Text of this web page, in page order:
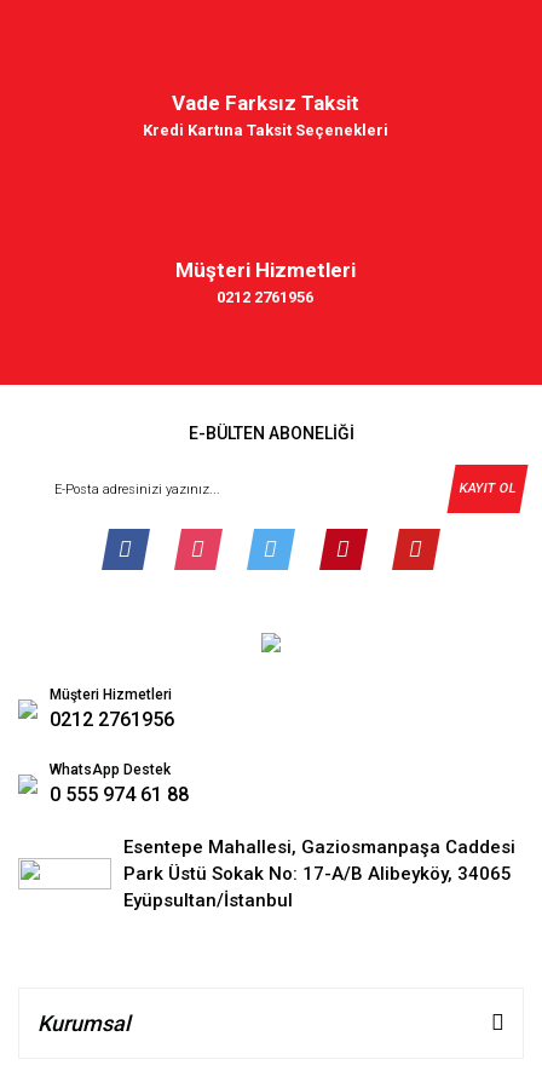
Vade Farksız Taksit
Kredi Kartına Taksit Seçenekleri
Müşteri Hizmetleri
0212 2761956
E-BÜLTEN ABONELİĞİ
KAYIT OL
Müşteri Hizmetleri
0212 2761956
WhatsApp Destek
0 555 974 61 88
Esentepe Mahallesi, Gaziosmanpaşa Caddesi
Park Üstü Sokak No: 17-A/B Alibeyköy, 34065
Eyüpsultan/İstanbul
Kurumsal